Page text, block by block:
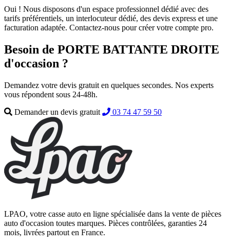
Oui ! Nous disposons d'un espace professionnel dédié avec des
tarifs préférentiels, un interlocuteur dédié, des devis express et une
facturation adaptée. Contactez-nous pour créer votre compte pro.
Besoin de PORTE BATTANTE DROITE
d'occasion ?
Demandez votre devis gratuit en quelques secondes. Nos experts
vous répondent sous 24-48h.
Demander un devis gratuit
03 74 47 59 50
LPAO, votre casse auto en ligne spécialisée dans la vente de pièces
auto d'occasion toutes marques. Pièces contrôlées, garanties 24
mois, livrées partout en France.